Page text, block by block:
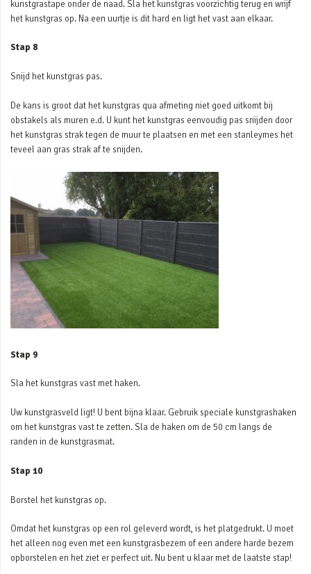
kunstgrastape onder de naad. Sla het kunstgras voorzichtig terug en wrijf
het kunstgras op. Na een uurtje is dit hard en ligt het vast aan elkaar.
Stap 8
Snijd het kunstgras pas.
De kans is groot dat het kunstgras qua afmeting niet goed uitkomt bij
obstakels als muren e.d. U kunt het kunstgras eenvoudig pas snijden door
het kunstgras strak tegen de muur te plaatsen en met een stanleymes het
teveel aan gras strak af te snijden.
Stap 9
Sla het kunstgras vast met haken.
Uw kunstgrasveld ligt! U bent bijna klaar. Gebruik speciale kunstgrashaken
om het kunstgras vast te zetten. Sla de haken om de 50 cm langs de
randen in de kunstgrasmat.
Stap 10
Borstel het kunstgras op.
Omdat het kunstgras op een rol geleverd wordt, is het platgedrukt. U moet
het alleen nog even met een kunstgrasbezem of een andere harde bezem
opborstelen en het ziet er perfect uit. Nu bent u klaar met de laatste stap!